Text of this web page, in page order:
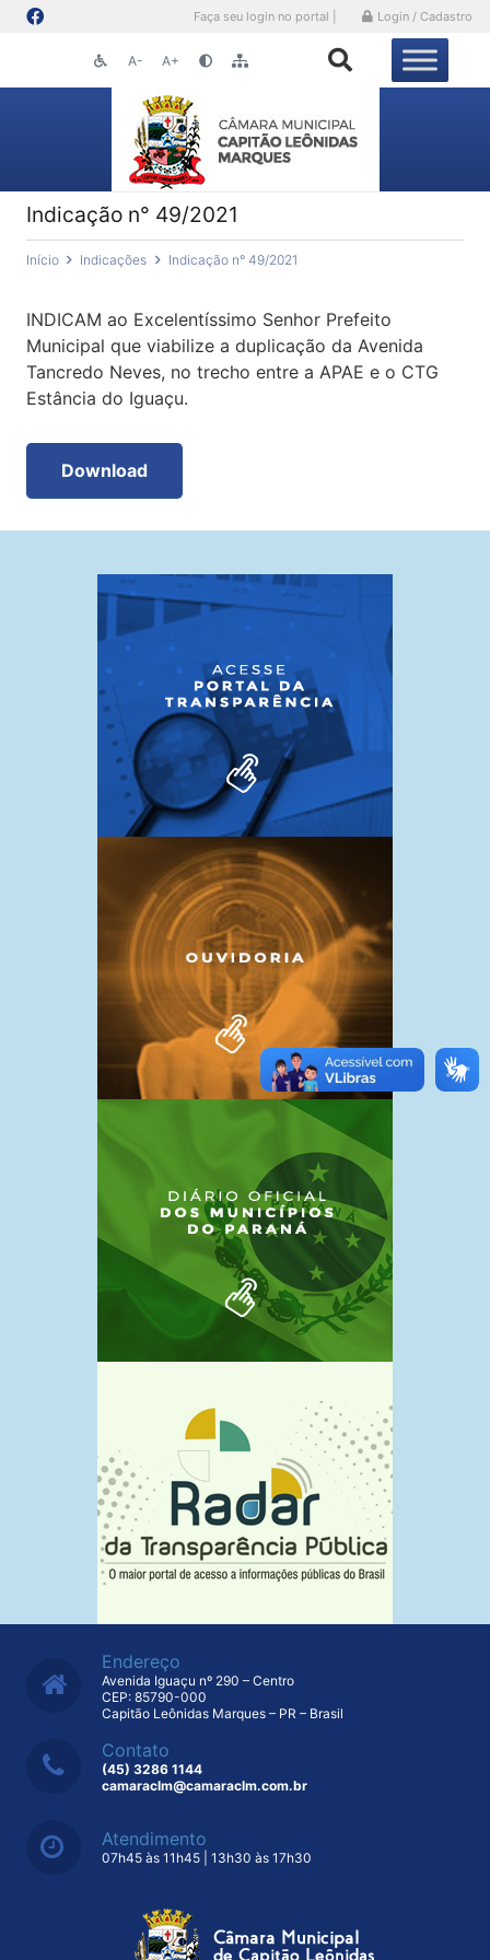
Faça seu login no portal | Login / Cadastro
A- A+
Indicação n° 49/2021
Início Indicações Indicação n° 49/2021
INDICAM ao Excelentíssimo Senhor Prefeito
Municipal que viabilize a duplicação da Avenida
Tancredo Neves, no trecho entre a APAE e o CTG
Estância do Iguaçu.
Download
Endereço
Avenida Iguaçu nº 290 – Centro
CEP: 85790-000
Capitão Leônidas Marques – PR – Brasil
Contato
(45) 3286 1144
camaraclm@camaraclm.com.br
Atendimento
07h45 às 11h45 | 13h30 às 17h30